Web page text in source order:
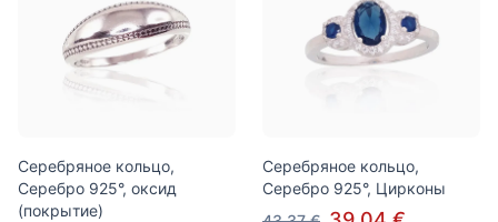
Серебряное кольцо,
Серебро 925°, оксид
(покрытие)
Серебряное кольцо,
Серебро 925°, Цирконы